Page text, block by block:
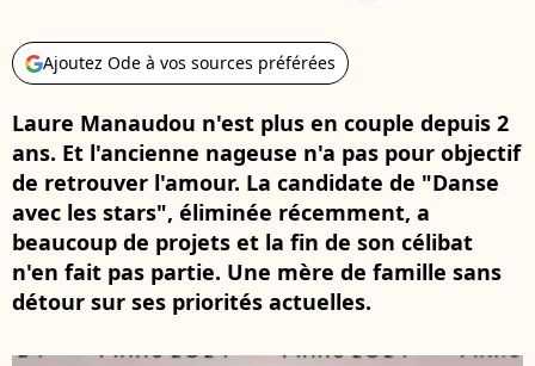
Ajoutez Ode à vos sources préférées
Laure Manaudou n'est plus en couple depuis 2
ans. Et l'ancienne nageuse n'a pas pour objectif
de retrouver l'amour. La candidate de "Danse
avec les stars", éliminée récemment, a
beaucoup de projets et la fin de son célibat
n'en fait pas partie. Une mère de famille sans
détour sur ses priorités actuelles.